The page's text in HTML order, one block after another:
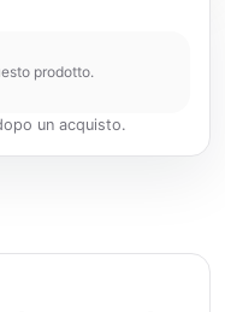
prodotto.
un acquisto.